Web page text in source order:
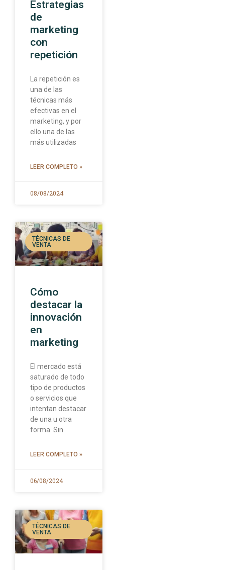
Estrategias
de
marketing
con
repetición
La repetición es
una de las
técnicas más
efectivas en el
marketing, y por
ello una de las
más utilizadas
LEER COMPLETO »
08/08/2024
TÉCNICAS DE
VENTA
Cómo
destacar la
innovación
en
marketing
El mercado está
saturado de todo
tipo de productos
o servicios que
intentan destacar
de una u otra
forma. Sin
LEER COMPLETO »
06/08/2024
TÉCNICAS DE
VENTA